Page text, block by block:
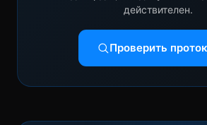
действителен.
Проверить